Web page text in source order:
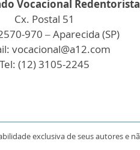
Vocacional Redentorista
Cx. Postal 51
970 – Aparecida (SP)
vocacional@a12.com
Tel: (12) 3105-2245
exclusiva de seus autores e